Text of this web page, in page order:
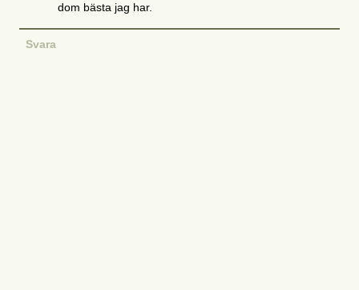
dom bästa jag har.
Svara